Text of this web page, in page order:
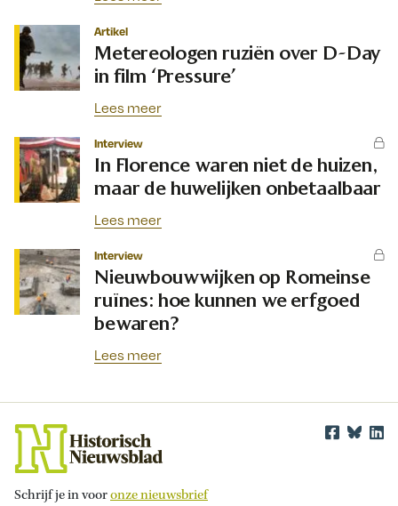
Artikel
Metereologen ruziën over D-Day
in film ‘Pressure’
Lees meer
Interview
In Florence waren niet de huizen,
maar de huwelijken onbetaalbaar
Lees meer
Interview
Nieuwbouwwijken op Romeinse
ruïnes: hoe kunnen we erfgoed
bewaren?
Lees meer
Schrijf je in vooronze nieuwsbrief